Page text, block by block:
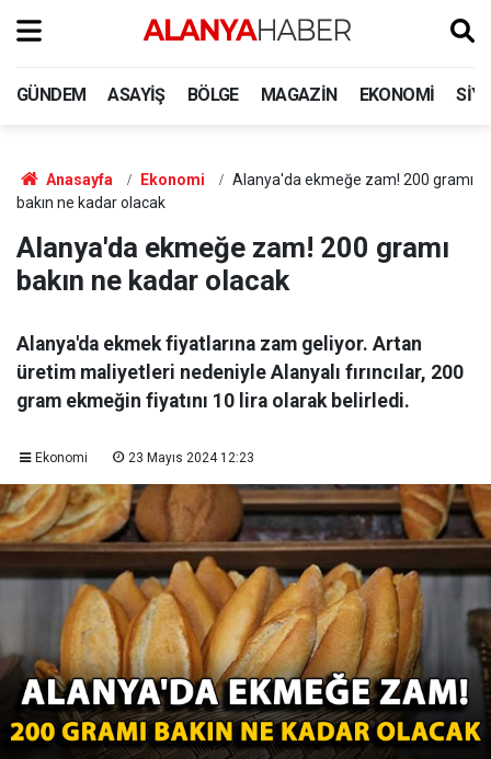
GÜNDEM ASAYIŞ BÖLGE MAGAZIN EKONOMI
Anasayfa Ekonomi
Alanya'da ekmeğe zam! 200 gramı
bakın ne kadar olacak
Alanya'da ekmeğe zam! 200 gramı
bakın ne kadar olacak
Alanya'da ekmek fiyatlarına zam geliyor. Artan
üretim maliyetleri nedeniyle Alanyalı fırıncılar, 200
gram ekmeğin fiyatını 10 lira olarak belirledi.
Ekonomi 23 Mayıs 2024 12:23